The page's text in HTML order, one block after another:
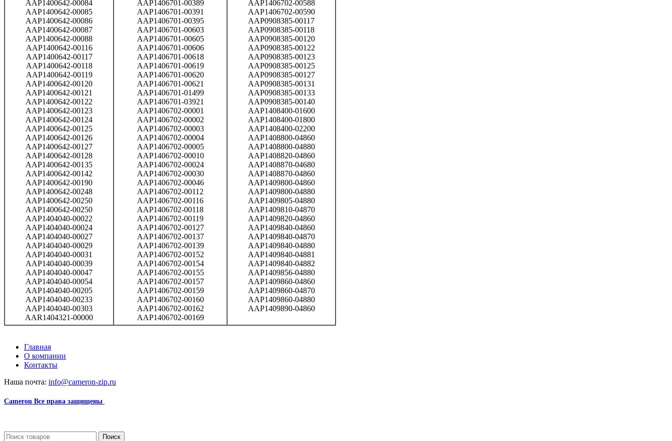
AAP1400642-00084
AAP1400642-00085
AAP1400642-00086
AAP1400642-00087
AAP1400642-00088
AAP1400642-00116
AAP1400642-00117
AAP1400642-00118
AAP1400642-00119
AAP1400642-00120
AAP1400642-00121
AAP1400642-00122
AAP1400642-00123
AAP1400642-00124
AAP1400642-00125
AAP1400642-00126
AAP1400642-00127
AAP1400642-00128
AAP1400642-00135
AAP1400642-00142
AAP1400642-00190
AAP1400642-00248
AAP1400642-00250
AAP1400642-00250
AAP1404040-00022
AAP1404040-00024
AAP1404040-00027
AAP1404040-00029
AAP1404040-00031
AAP1404040-00039
AAP1404040-00047
AAP1404040-00054
AAP1404040-00205
AAP1404040-00233
AAP1404040-00303
AAR1404321-00000
AAP1406701-00389
AAP1406701-00391
AAP1406701-00395
AAP1406701-00603
AAP1406701-00605
AAP1406701-00606
AAP1406701-00618
AAP1406701-00619
AAP1406701-00620
AAP1406701-00621
AAP1406701-01499
AAP1406701-03921
AAP1406702-00001
AAP1406702-00002
AAP1406702-00003
AAP1406702-00004
AAP1406702-00005
AAP1406702-00010
AAP1406702-00024
AAP1406702-00030
AAP1406702-00046
AAP1406702-00112
AAP1406702-00116
AAP1406702-00118
AAP1406702-00119
AAP1406702-00127
AAP1406702-00137
AAP1406702-00139
AAP1406702-00152
AAP1406702-00154
AAP1406702-00155
AAP1406702-00157
AAP1406702-00159
AAP1406702-00160
AAP1406702-00162
AAP1406702-00169
AAP1406702-00588
AAP1406702-00590
AAP0908385-00117
AAP0908385-00118
AAP0908385-00120
AAP0908385-00122
AAP0908385-00123
AAP0908385-00125
AAP0908385-00127
AAP0908385-00131
AAP0908385-00133
AAP0908385-00140
AAP1408400-01600
AAP1408400-01800
AAP1408400-02200
AAP1408800-04860
AAP1408800-04880
AAP1408820-04860
AAP1408870-04680
AAP1408870-04860
AAP1409800-04860
AAP1409800-04880
AAP1409805-04880
AAP1409810-04870
AAP1409820-04860
AAP1409840-04860
AAP1409840-04870
AAP1409840-04880
AAP1409840-04881
AAP1409840-04882
AAP1409856-04880
AAP1409860-04860
AAP1409860-04870
AAP1409860-04880
AAP1409890-04860
Главная
О компании
Контакты
Наша почта: info@cameron-zip.ru
Cameron Все права защищены
Поиск